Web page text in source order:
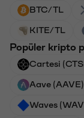
BTC/TL
KITE/TL
Popüler kripto
Cartesi
Aave (AAVE)
Waves